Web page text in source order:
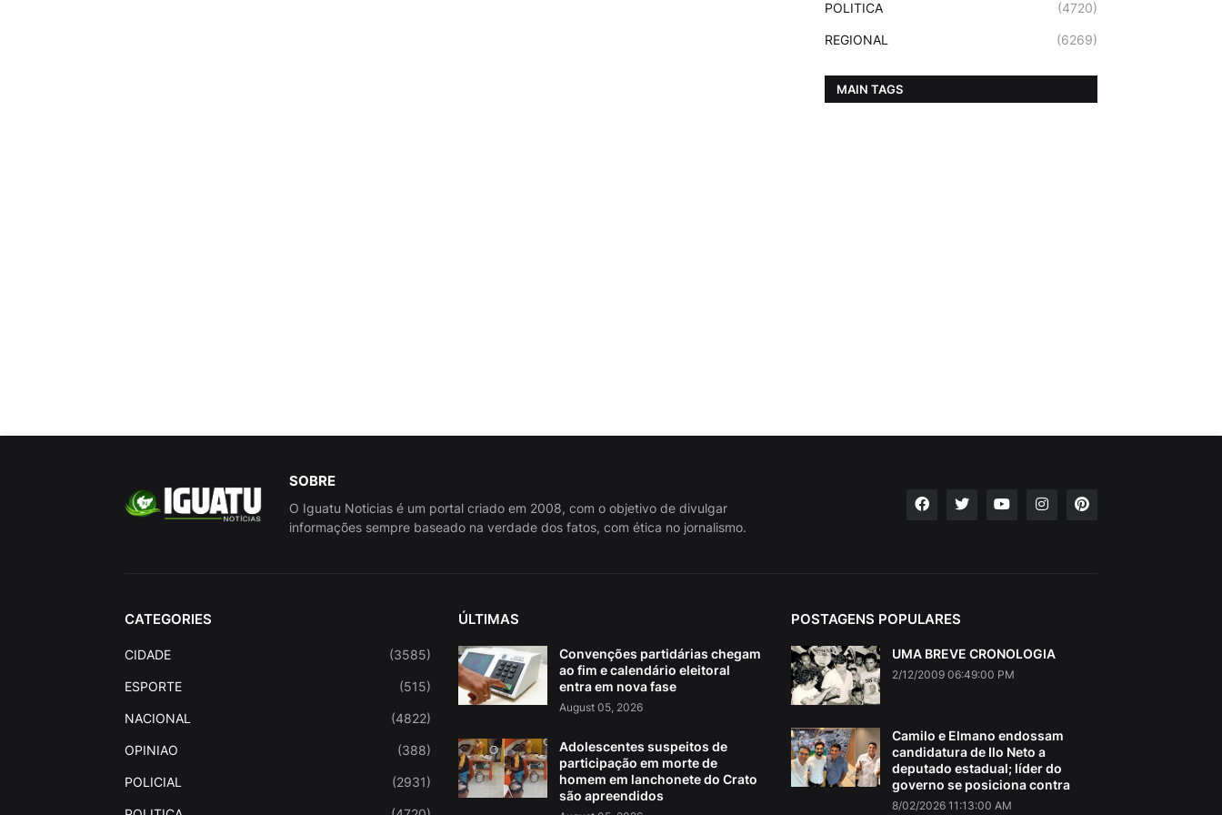
POLITICA (4720)
REGIONAL (6269)
MAIN TAGS
SOBRE
O Iguatu Noticias é um portal criado em 2008, com o objetivo de divulgar
informações sempre baseado na verdade dos fatos, com ética no jornalismo.
CATEGORIES
CIDADE (3585)
ESPORTE (515)
NACIONAL (4822)
OPINIAO (388)
POLICIAL (2931)
ÚLTIMAS
Convenções partidárias chegam
ao fim e calendário eleitoral
entra em nova fase
August 05, 2026
Adolescentes suspeitos de
participação em morte de
homem em lanchonete do Crato
são apreendidos
POSTAGENS POPULARES
UMA BREVE CRONOLOGIA
2/12/2009 06:49:00 PM
Camilo e Elmano endossam
candidatura de Ilo Neto a
deputado estadual; líder do
governo se posiciona contra
8/02/2026 11:13:00 AM